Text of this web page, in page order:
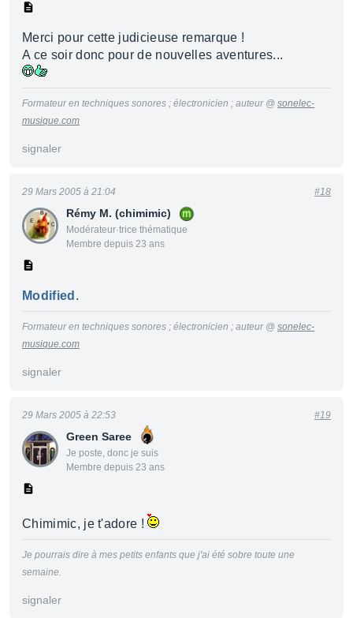
Merci pour cette judicieuse remarque !
A ce soir donc pour de nouvelles aventures...
Formateur en techniques sonores ; électronicien ; auteur @ sonelec-
musique.com
signaler
Rémy M. (chimimic)
Modérateur·trice thématique
Membre depuis 23 ans
29 Mars 2005 à 21:04 #18
Modified .
Formateur en techniques sonores ; électronicien ; auteur @ sonelec-
musique.com
signaler
Green Saree
Je poste, donc je suis
Membre depuis 23 ans
29 Mars 2005 à 22:53 #19
Chimimic, je t'adore !
Je pourrais dire à mes petits enfants que j'ai été sobre toute une
semaine.
signaler